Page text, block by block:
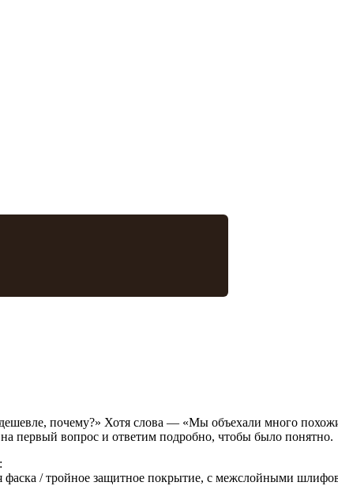
почему?» Хотя слова — «Мы объехали много
первый вопрос и ответим подробно, чтобы было понятно.
/ тройное защитное покрытие, с межслойными